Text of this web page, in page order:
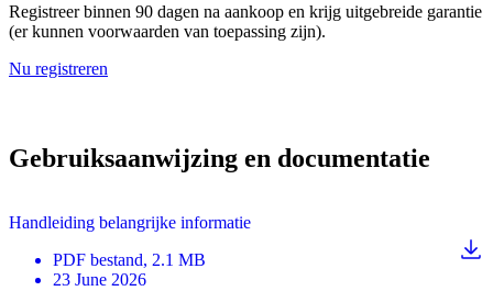
Registreer binnen 90 dagen na aankoop en krijg uitgebreide garantie
(er kunnen voorwaarden van toepassing zijn).
Nu registreren
Gebruiksaanwijzing en documentatie
Handleiding belangrijke informatie
PDF bestand, 2.1 MB
23 June 2026